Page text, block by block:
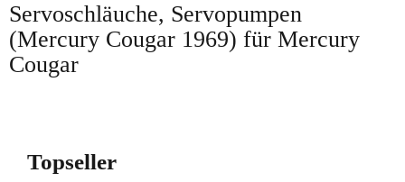
Servoschläuche, Servopumpen
(Mercury Cougar 1969) für Mercury
Cougar
Topseller